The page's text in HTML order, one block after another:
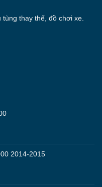
thay thế, đồ chơi xe.
2014-2015